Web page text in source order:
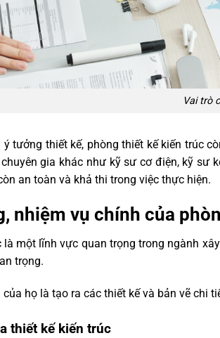
Vai trò
ý tưởng thiết kế, phòng thiết kế kiến trúc
gia khác như kỹ sư cơ điện, kỹ sư
an toàn và khả thi trong việc thực hiện.
nhiệm vụ chính của
là một lĩnh vực quan trọng trong ngành
trọng.
họ là tạo ra các thiết kế và bản vẽ chi
thiết kế kiến trúc